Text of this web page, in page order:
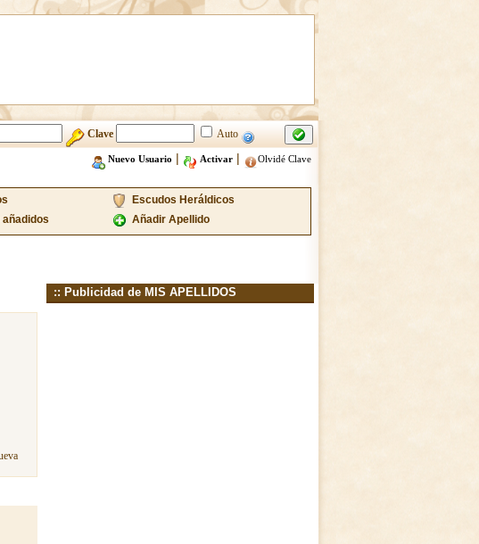
Clave Auto
Nuevo Usuario | Activar| Olvidé Clave
Escudos Heráldicos
Añadir Apellido
:: Publicidad de MIS APELLIDOS